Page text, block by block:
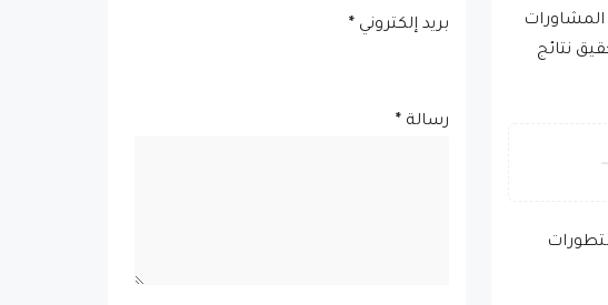
نتائج
بريد إلكتروني *
رسالة *